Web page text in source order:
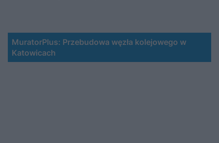
MuratorPlus: Przebudowa węzła kolejowego w
Katowicach